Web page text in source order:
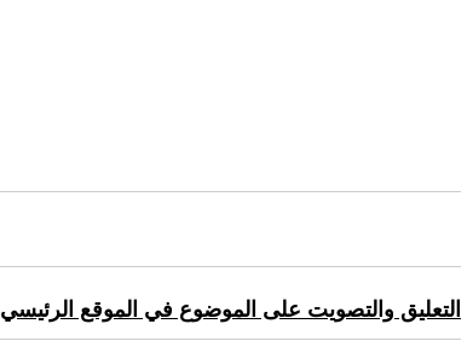
التعليق والتصويت على الموضوع في الموقع الرئيسي